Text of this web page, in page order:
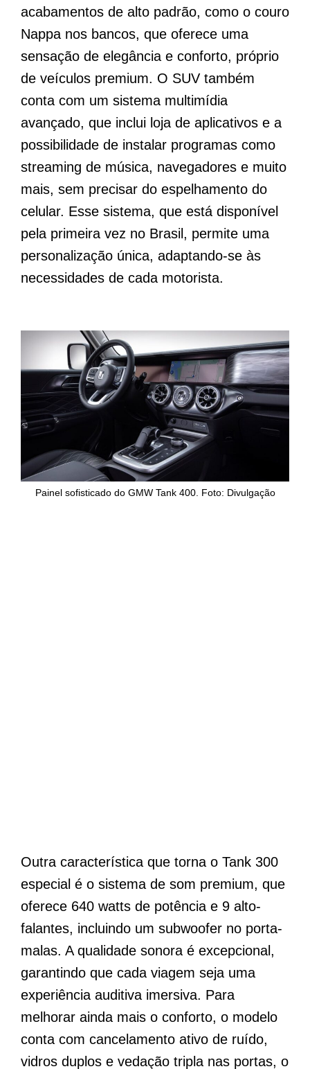
acabamentos de alto padrão, como o couro
Nappa nos bancos, que oferece uma
sensação de elegância e conforto, próprio
de veículos premium. O SUV também
conta com um sistema multimídia
avançado, que inclui loja de aplicativos e a
possibilidade de instalar programas como
streaming de música, navegadores e muito
mais, sem precisar do espelhamento do
celular. Esse sistema, que está disponível
pela primeira vez no Brasil, permite uma
personalização única, adaptando-se às
necessidades de cada motorista.
Painel sofisticado do GMW Tank 400. Foto: Divulgação
Outra característica que torna o Tank 300
especial é o sistema de som premium, que
oferece 640 watts de potência e 9 alto-
falantes, incluindo um subwoofer no porta-
malas. A qualidade sonora é excepcional,
garantindo que cada viagem seja uma
experiência auditiva imersiva. Para
melhorar ainda mais o conforto, o modelo
conta com cancelamento ativo de ruído,
vidros duplos e vedação tripla nas portas, o